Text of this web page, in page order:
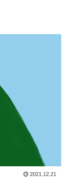
2021.12.21